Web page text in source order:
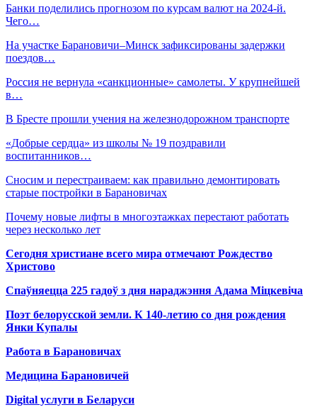
Банки поделились прогнозом по курсам валют на 2024-й.
Чего…
На участке Барановичи–Минск зафиксированы задержки
поездов…
Россия не вернула «санкционные» самолеты. У крупнейшей
в…
В Бресте прошли учения на железнодорожном транспорте
«Добрые сердца» из школы № 19 поздравили
воспитанников…
Сносим и перестраиваем: как правильно демонтировать
старые постройки в Барановичах
Почему новые лифты в многоэтажках перестают работать
через несколько лет
Сегодня христиане всего мира отмечают Рождество
Христово
Спаўняецца 225 гадоў з дня нараджэння Адама Міцкевіча
Поэт белорусской земли. К 140-летию со дня рождения
Янки Купалы
Работа в Барановичах
Медицина Барановичей
Digital услуги в Беларуси